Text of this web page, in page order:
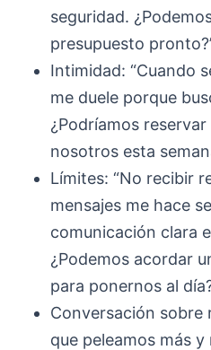
seguridad.
presupuesto
Intimidad: “Cuando
me duele porque
¿Podríamos
nosotros esta
Límites: “No recibir
mensajes me hace
comunicación clara
¿Podemos acordar
para ponernos al
Conversación sobre
que peleamos más